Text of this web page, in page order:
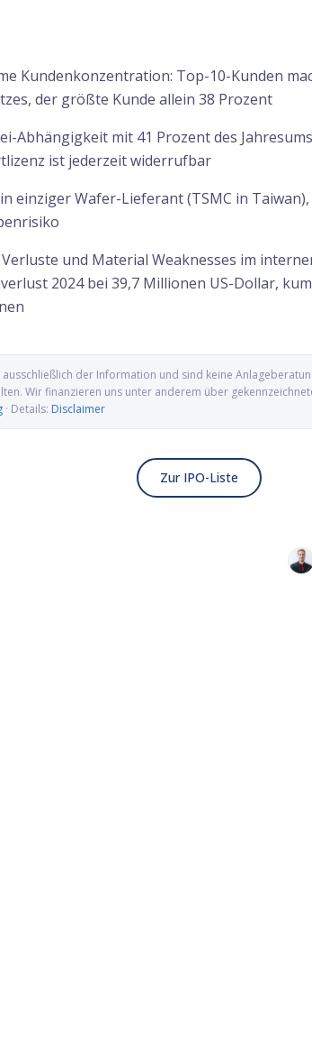
Kundenkonzentration: Top-10-Kunden
der größte Kunde allein 38 Prozent
Abhängigkeit mit 41 Prozent des
ist jederzeit widerrufbar
einziger Wafer-Lieferant (TSMC in
und Material Weaknesses im
2024 bei 39,7 Millionen US-Dollar,
ausschließlich der Information und sind keine
Wir finanzieren uns unter anderem über
· Details: Disclaimer
Zur IPO-Liste
Yesway IPO:
aus Texas geht an die